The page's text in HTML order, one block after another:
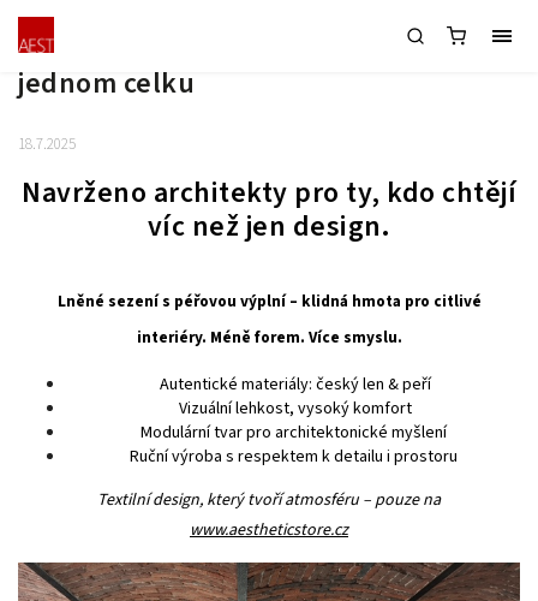
Lněné modulární sezení s péřovou
výplní: spojení architektury a textilu v
jednom celku
18.7.2025
Navrženo architekty pro ty, kdo chtějí
víc než jen design.
Lněné sezení s péřovou výplní – klidná hmota pro citlivé
interiéry. Méně forem. Více smyslu.
Autentické materiály: český len & peří
Vizuální lehkost, vysoký komfort
Modulární tvar pro architektonické myšlení
Ruční výroba s respektem k detailu i prostoru
Textilní design, který tvoří atmosféru – pouze na
www.aestheticstore.cz